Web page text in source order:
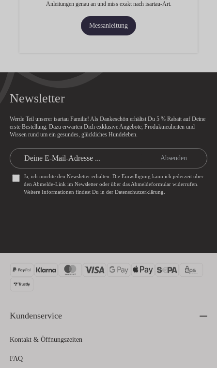
Anleitungen genau an und miss exakt nach isartau-Art.
Messanleitung
Newsletter
Werde Teil unserer isartau Familie! Als Dankeschön erhältst Du 5 % Rabatt auf Deine
erste Bestellung. Dazu erwarten Dich exklusive Angebote, Produktneuheiten und
Wissen rund um ein gesundes, glückliches Hundeleben.
Absenden
Ja, ich möchte den Newsletter erhalten. Die Einwilligung kann ich jederzeit über
den Abmelde-Link im Newsletter oder über das Abmeldeformularwiderrufen.
Weitere Informationen findest Du in der Datenschutzerklärung
Kundenservice
Kontakt & Öffnungszeiten
FAQ